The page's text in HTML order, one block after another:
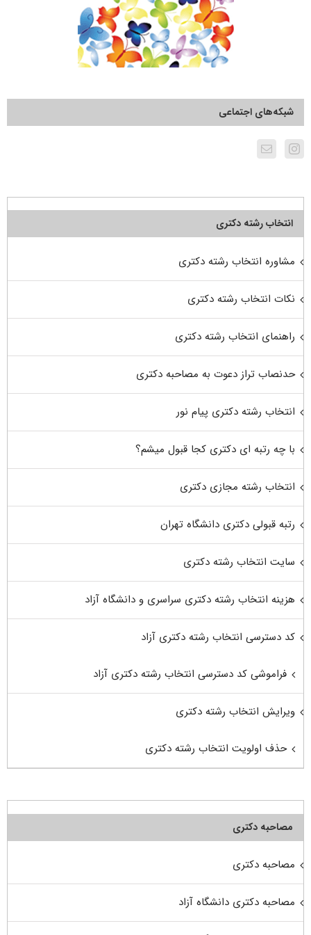
شبکه‌های اجتماعی
انتخاب رشته دکتری
مشاوره انتخاب رشته دکتری
نکات انتخاب رشته دکتری
راهنمای انتخاب رشته دکتری
حدنصاب تراز دعوت به مصاحبه دکتری
انتخاب رشته دکتری پیام نور
با چه رتبه ای دکتری کجا قبول میشم؟
انتخاب رشته مجازی دکتری
رتبه قبولی دکتری دانشگاه تهران
سایت انتخاب رشته دکتری
هزینه انتخاب رشته دکتری سراسری و دانشگاه آزاد
کد دسترسی انتخاب رشته دکتری آزاد
فراموشی کد دسترسی انتخاب رشته دکتری آزاد
ویرایش انتخاب رشته دکتری
حذف اولویت انتخاب رشته دکتری
مصاحبه دکتری
مصاحبه دکتری
مصاحبه دکتری دانشگاه آزاد